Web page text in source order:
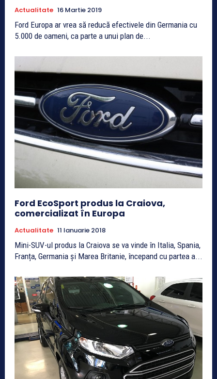
Actualitate 16 Martie 2019
Ford Europa ar vrea să reducă efectivele din Germania cu
5.000 de oameni, ca parte a unui plan de...
Ford EcoSport produs la Craiova,
comercializat în Europa
Actualitate 11 Ianuarie 2018
Mini-SUV-ul produs la Craiova se va vinde în Italia, Spania,
Franța, Germania și Marea Britanie, începand cu partea a...